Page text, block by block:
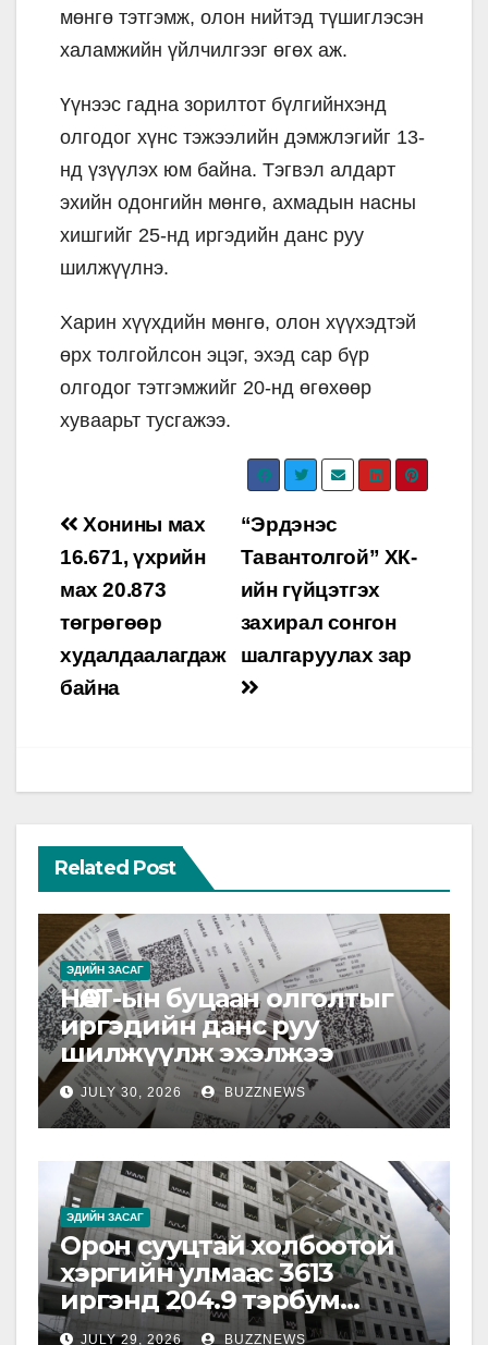
мөнгө тэтгэмж, олон нийтэд түшиглэсэн
халамжийн үйлчилгээг өгөх аж.
Үүнээс гадна зорилтот бүлгийнхэнд
олгодог хүнс тэжээлийн дэмжлэгийг 13-
нд үзүүлэх юм байна. Тэгвэл алдарт
эхийн одонгийн мөнгө, ахмадын насны
хишгийг 25-нд иргэдийн данс руу
шилжүүлнэ.
Харин хүүхдийн мөнгө, олон хүүхэдтэй
өрх толгойлсон эцэг, эхэд сар бүр
олгодог тэтгэмжийг 20-нд өгөхөөр
хуваарьт тусгажээ.
Post
navigation
“Эрдэнэс
Тавантолгой” ХК-
ийн гүйцэтгэх
захирал сонгон
шалгаруулах зар
Хонины мах
16.671, үхрийн
мах 20.873
төгрөгөөр
худалдаалагдаж
байна
Related Post
ЭДИЙН ЗАСАГ
НӨАТ-ын буцаан олголтыг
иргэдийн данс руу
шилжүүлж эхэлжээ
JULY 30, 2026 BUZZNEWS
ЭДИЙН ЗАСАГ
Орон сууцтай холбоотой
хэргийн улмаас 3613
иргэнд 204.9 тэрбум
төгрөгийн хохирол
JULY 29, 2026 BUZZNEWS